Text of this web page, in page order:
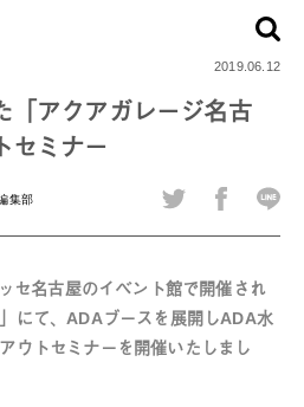
2019.06.12
「アクアガレージ名古
セミナー
集部
セ名古屋のイベント館で開催され
にて、ADAブースを展開しADA水
ウトセミナーを開催いたしまし